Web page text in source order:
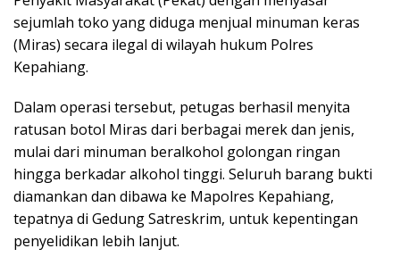
sejumlah toko yang diduga menjual minuman keras
(Miras) secara ilegal di wilayah hukum Polres
Kepahiang.
Dalam operasi tersebut, petugas berhasil menyita
ratusan botol Miras dari berbagai merek dan jenis,
mulai dari minuman beralkohol golongan ringan
hingga berkadar alkohol tinggi. Seluruh barang bukti
diamankan dan dibawa ke Mapolres Kepahiang,
tepatnya di Gedung Satreskrim, untuk kepentingan
penyelidikan lebih lanjut.